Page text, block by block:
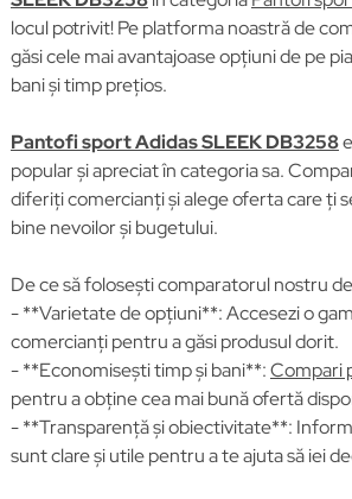
locul potrivit! Pe platforma noastră de
găsi cele mai avantajoase opțiuni de pe
bani și timp prețios.
Pantofi sport Adidas SLEEK DB3258
popular și apreciat în categoria sa.
diferiți comercianți și alege oferta care ți
bine nevoilor și bugetului.
De ce să folosești comparatorul nostru
- **Varietate de opțiuni**: Accesezi o
comercianți pentru a găsi produsul dorit.
- **Economisești timp și bani**:Compari
pentru a obține cea mai bună ofertă
- **Transparență și obiectivitate**:
sunt clare și utile pentru a te ajuta să iei